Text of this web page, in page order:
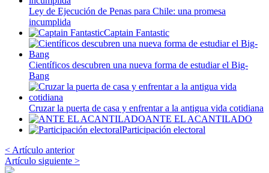
Ley de Ejecución de Penas para Chile: una promesa
incumplida
Captain Fantastic
Científicos descubren una nueva forma de estudiar el Big-
Bang
Cruzar la puerta de casa y enfrentar a la antigua vida cotidiana
ANTE EL ACANTILADO
Participación electoral
< Artículo anterior
Artículo siguiente >